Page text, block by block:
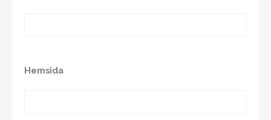
Hemsida